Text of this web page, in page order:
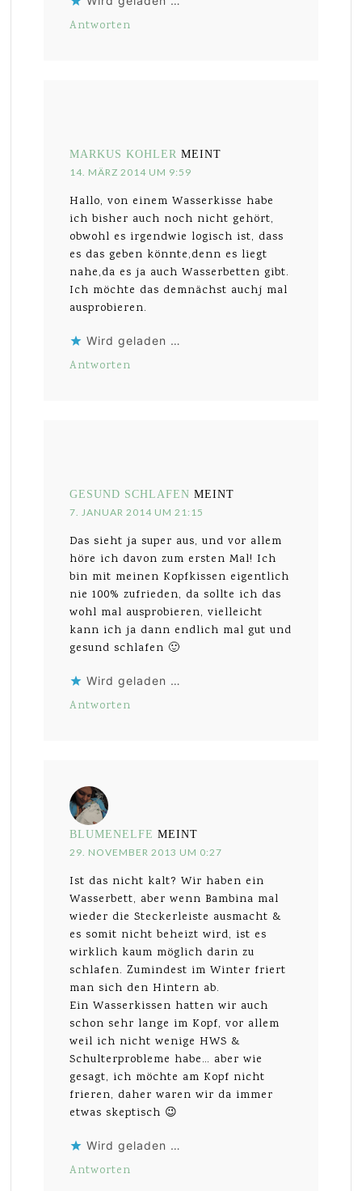
Antworten
MARKUS KOHLER MEINT
14. MÄRZ 2014 UM 9:59
Hallo, von einem Wasserkisse habe
ich bisher auch noch nicht gehört,
obwohl es irgendwie logisch ist, dass
es das geben könnte,denn es liegt
nahe,da es ja auch Wasserbetten gibt.
Ich möchte das demnächst auchj mal
ausprobieren.
Wird geladen …
Antworten
GESUND SCHLAFEN MEINT
7. JANUAR 2014 UM 21:15
Das sieht ja super aus, und vor allem
höre ich davon zum ersten Mal! Ich
bin mit meinen Kopfkissen eigentlich
nie 100% zufrieden, da sollte ich das
wohl mal ausprobieren, vielleicht
kann ich ja dann endlich mal gut und
gesund schlafen 🙂
Wird geladen …
Antworten
BLUMENELFE MEINT
29. NOVEMBER 2013 UM 0:27
Ist das nicht kalt? Wir haben ein
Wasserbett, aber wenn Bambina mal
wieder die Steckerleiste ausmacht &
es somit nicht beheizt wird, ist es
wirklich kaum möglich darin zu
schlafen. Zumindest im Winter friert
man sich den Hintern ab.
Ein Wasserkissen hatten wir auch
schon sehr lange im Kopf, vor allem
weil ich nicht wenige HWS &
Schulterprobleme habe… aber wie
gesagt, ich möchte am Kopf nicht
frieren, daher waren wir da immer
etwas skeptisch 😉
Wird geladen …
Antworten